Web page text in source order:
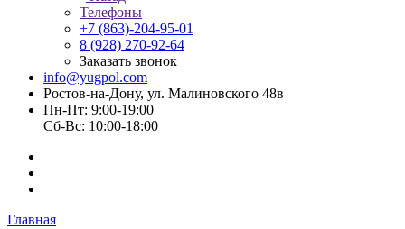
Телефоны
+7 (863)-204-95-01
8 (928) 270-92-64
Заказать звонок
info@yugpol.com
Ростов-на-Дону, ул. Малиновского 48в
Пн-Пт: 9:00-19:00
Cб-Вс: 10:00-18:00
Главная